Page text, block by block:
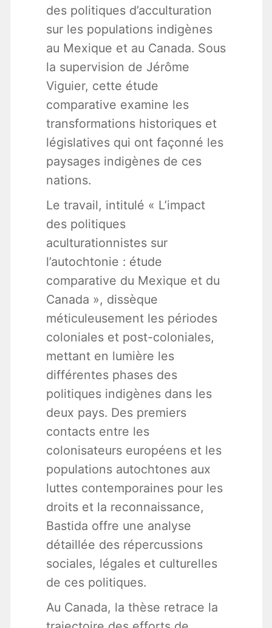
des politiques d’acculturation
sur les populations indigènes
au Mexique et au Canada. Sous
la supervision de Jérôme
Viguier, cette étude
comparative examine les
transformations historiques et
législatives qui ont façonné les
paysages indigènes de ces
nations.
Le travail, intitulé « L’impact
des politiques
aculturationnistes sur
l’autochtonie : étude
comparative du Mexique et du
Canada », dissèque
méticuleusement les périodes
coloniales et post-coloniales,
mettant en lumière les
différentes phases des
politiques indigènes dans les
deux pays. Des premiers
contacts entre les
colonisateurs européens et les
populations autochtones aux
luttes contemporaines pour les
droits et la reconnaissance,
Bastida offre une analyse
détaillée des répercussions
sociales, légales et culturelles
de ces politiques.
Au Canada, la thèse retrace la